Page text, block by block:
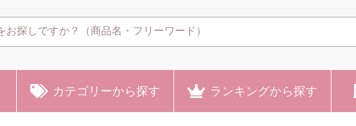
カテゴリーから探す ランキングから探す